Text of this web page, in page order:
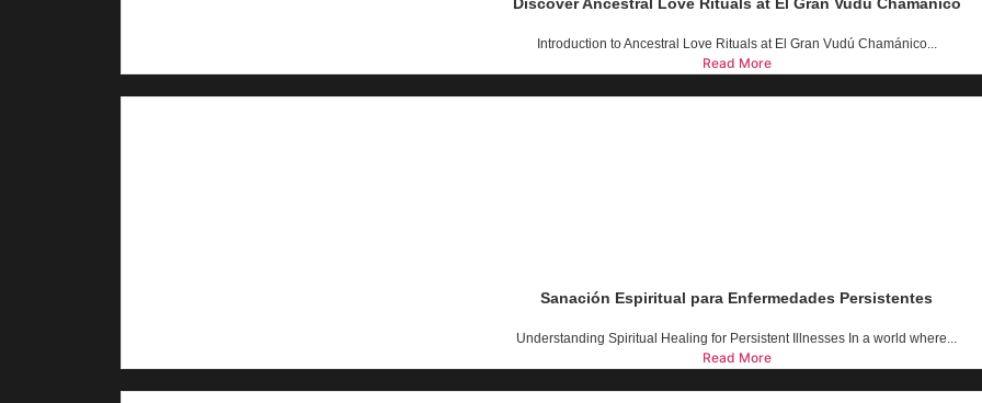
Introduction to Ancestral Love Rituals at El Gran Vudú Chamánico...
Read More
Sanación Espiritual para Enfermedades Persistentes
Understanding Spiritual Healing for Persistent Illnesses In a world where...
Read More